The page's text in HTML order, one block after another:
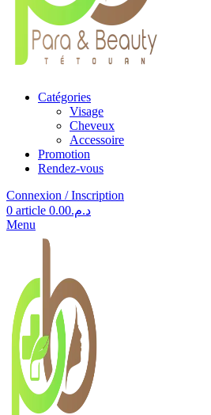
Catégories
Visage
Cheveux
Accessoire
Promotion
Rendez-vous
Connexion / Inscription
0 article د.م.0.00
Menu